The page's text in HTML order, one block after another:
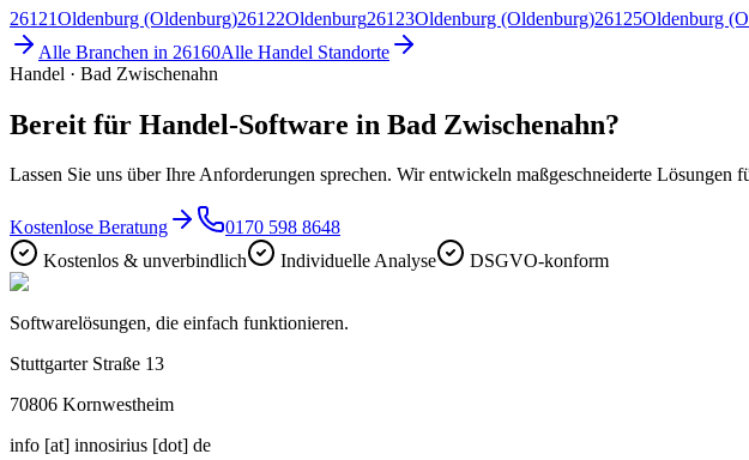
26121Oldenburg (Oldenburg)26122Oldenburg26123Oldenburg (Oldenburg)26125Oldenburg
Alle Branchen in 26160Alle Handel Standorte
Handel · Bad Zwischenahn
Bereit für Handel-Software in Bad Zwischenahn?
Lassen Sie uns über Ihre Anforderungen sprechen. Wir entwickeln maßgeschneiderte Lösungen
Kostenlose Beratung
0170 598 8648
Kostenlos & unverbindlich
Individuelle Analyse DSGVO-konform
Softwarelösungen, die einfach funktionieren.
Stuttgarter Straße 13
70806 Kornwestheim
info [at] innosirius [dot] de